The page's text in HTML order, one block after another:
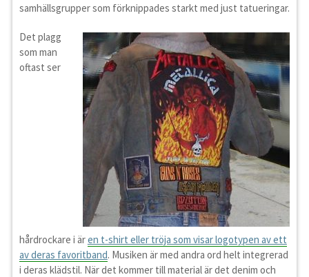
samhällsgrupper som förknippades starkt med just tatueringar.
Det plagg
som man
oftast ser
hårdrockare i ären t-shirt eller tröja som visar logotypen av ett
av deras favoritband. Musiken är med andra ord helt integrerad
i deras klädstil. När det kommer till material är det denim och